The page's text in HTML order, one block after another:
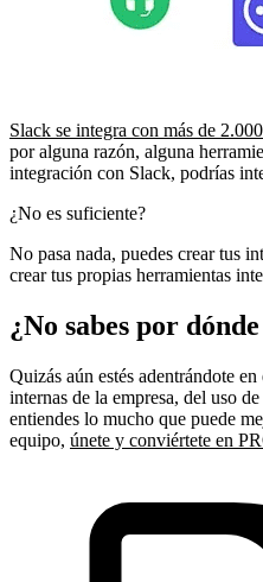
Slack se integra con más de
por alguna razón, alguna
integración con Slack, podrías
¿No es suficiente?
No pasa nada, puedes crear tus
crear tus propias herramientas
¿No sabes por
Quizás aún estés adentrándote
internas de la empresa, del uso
entiendes lo mucho que puede
equipo, únete y conviértete en